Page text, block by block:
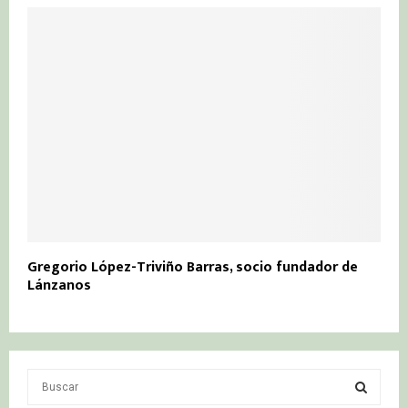
Gregorio López-Triviño Barras, socio fundador de
Lánzanos